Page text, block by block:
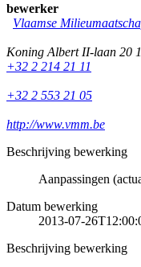
bewerker
Vlaamse
Koning Albert II-laan 20
+32 2 214 21 11
+32 2 553 21 05
http://www.vmm.be
Beschrijving bewerking
Aanpassingen
Datum bewerking
2013-07-
Beschrijving bewerking